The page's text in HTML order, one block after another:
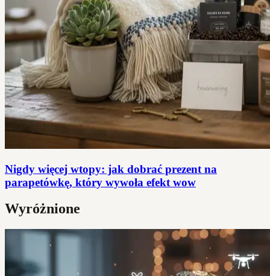
Nigdy więcej wtopy: jak dobrać prezent na
parapetówkę, który wywoła efekt wow
Wyróżnione